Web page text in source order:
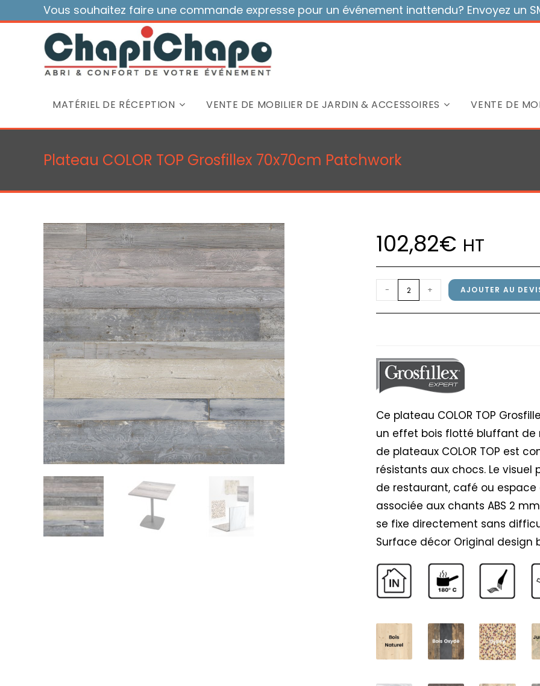
to
Vous souhaitez faire une commande expresse pour un événement inattendu? Envoyez un
MATÉRIEL DE RÉCEPTION VENTE DE MOBILIER DE JARDIN & ACCESSOIRES VENTE DE
Plateau COLOR TOP Grosfillex 70x70cm Patchwork
102,82€ HT
quantité
de
Plateau
Grosfillex
70x70cm
Patchwork
- + AJOUTER AU
Ce plateau COLOR TOP
un effet bois flotté bluffant de
de plateaux COLOR TOP est
résistants aux chocs. Le
de restaurant, café ou espace
associée aux chants ABS 2
se fixe directement sans
Surface décor Original design